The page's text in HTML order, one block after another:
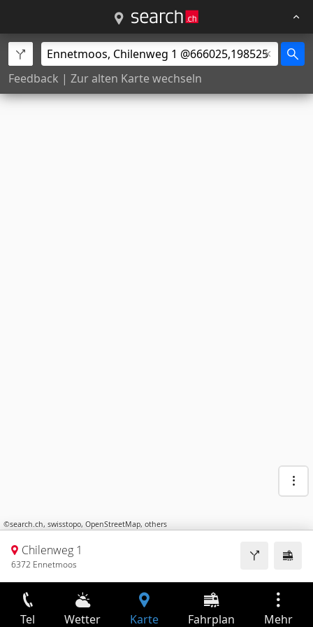
Feedback | Zur alten Karte wechseln
©search.ch, swisstopo, OpenStreetMap, others
Chilenweg 1
6372 Ennetmoos
Tel Wetter Karte Fahrplan Mehr